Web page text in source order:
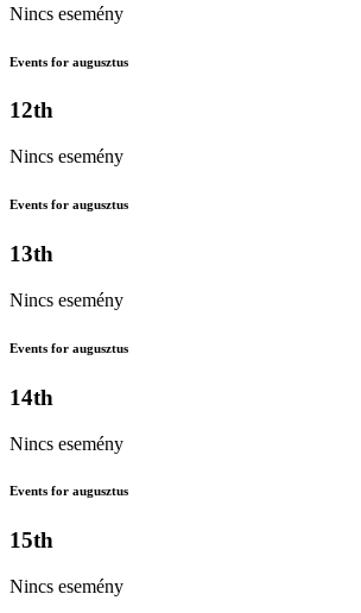
Nincs esemény
Events for augusztus
12th
Nincs esemény
Events for augusztus
13th
Nincs esemény
Events for augusztus
14th
Nincs esemény
Events for augusztus
15th
Nincs esemény